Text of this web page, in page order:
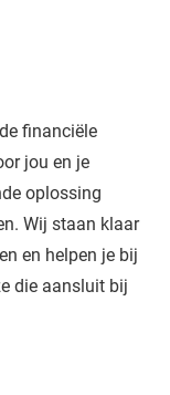
financiële
jou en je
oplossing
Wij staan klaar
en helpen je bij
die aansluit bij